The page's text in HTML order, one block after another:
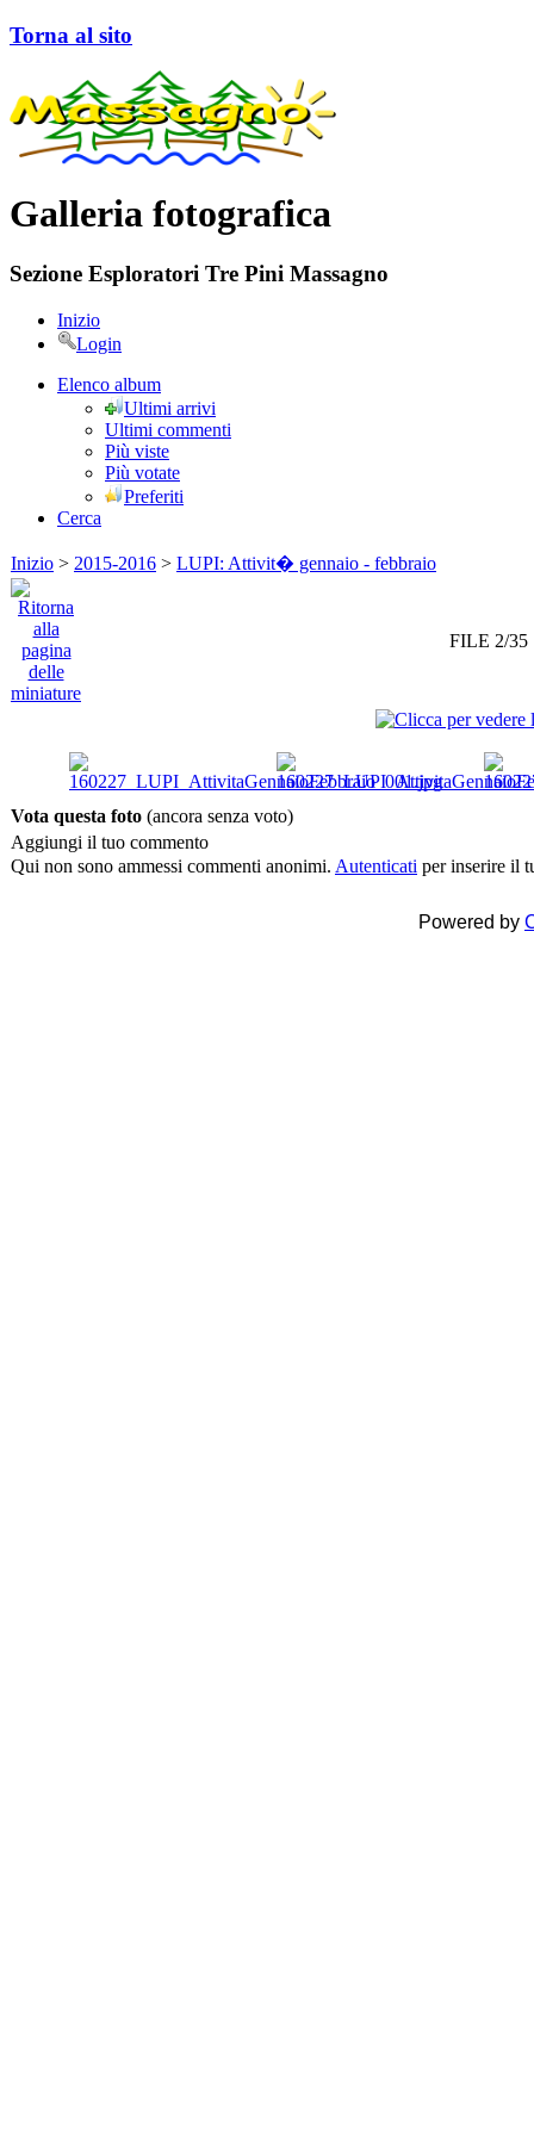
Torna al sito
Galleria fotografica
Sezione Esploratori Tre Pini Massagno
Inizio
Login
Elenco album
Ultimi arrivi
Ultimi commenti
Più viste
Più votate
Preferiti
Cerca
Inizio > 2015-2016 > LUPI: Attivit� gennaio - febbraio
FILE 2/35
Vota questa foto (ancora senza voto)
Aggiungi il tuo commento
Qui non sono ammessi commenti anonimi. Autenticati per inserire il
Powered by